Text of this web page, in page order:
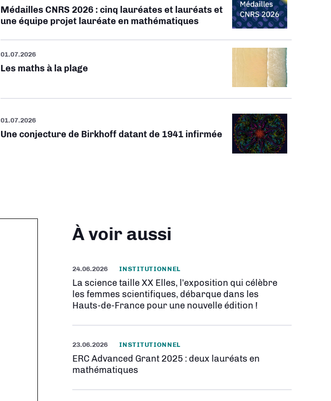
Médailles CNRS 2026 : cinq lauréates et lauréats et
une équipe projet lauréate en mathématiques
01.07.2026
Les maths à la plage
01.07.2026
Une conjecture de Birkhoff datant de 1941 infirmée
À voir aussi
24.06.2026 INSTITUTIONNEL
La science taille XX Elles, l’exposition qui célèbre
les femmes scientifiques, débarque dans les
Hauts-de-France pour une nouvelle édition !
23.06.2026 INSTITUTIONNEL
ERC Advanced Grant 2025 : deux lauréats en
mathématiques